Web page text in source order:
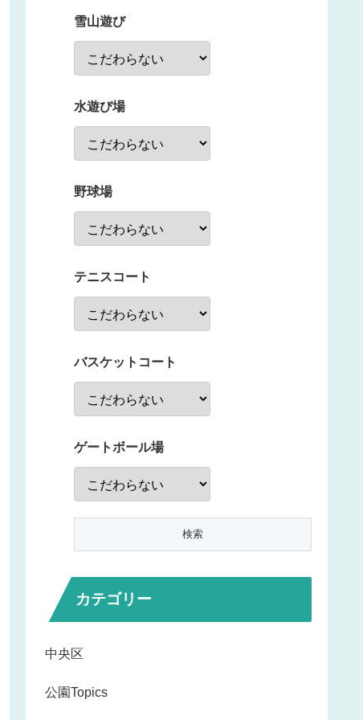
雪山遊び
水遊び場
野球場
テニスコート
バスケットコート
ゲートボール場
カテゴリー
中央区
公園Topics